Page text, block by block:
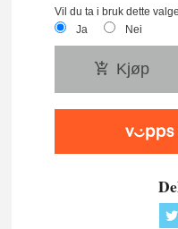
Vil du ta i bruk dette
Ja
Nei
Kjøp